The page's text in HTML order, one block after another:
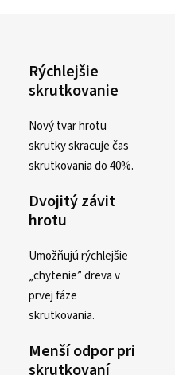
Rýchlejšie
skrutkovanie
Nový tvar hrotu
skrutky skracuje čas
skrutkovania do 40%.
Dvojitý závit
hrotu
Umožňujú rýchlejšie
„chytenie” dreva v
prvej fáze
skrutkovania.
Menší odpor pri
skrutkovaní